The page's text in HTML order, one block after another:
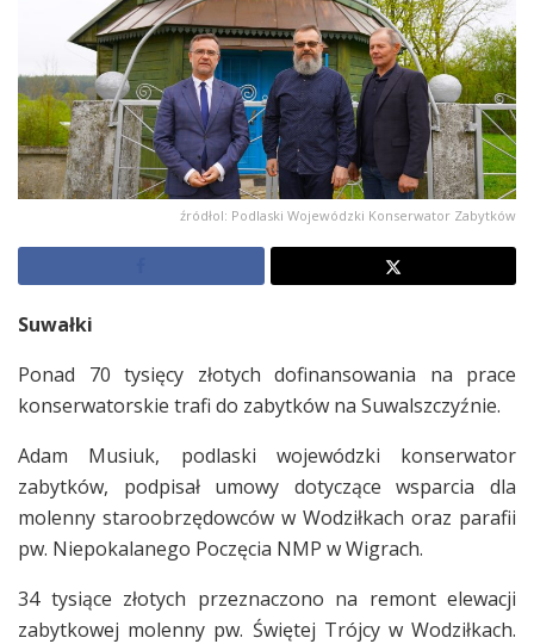
źródłol: Podlaski Wojewódzki Konserwator Zabytków
Suwałki
Ponad 70 tysięcy złotych dofinansowania na prace
konserwatorskie trafi do zabytków na Suwalszczyźnie.
Adam Musiuk, podlaski wojewódzki konserwator
zabytków, podpisał umowy dotyczące wsparcia dla
molenny staroobrzędowców w Wodziłkach oraz parafii
pw. Niepokalanego Poczęcia NMP w Wigrach.
34 tysiące złotych przeznaczono na remont elewacji
zabytkowej molenny pw. Świętej Trójcy w Wodziłkach.